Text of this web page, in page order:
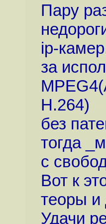
Пару
ip-
за
H.264)
без
тогда
с
Вот к
теоры и
Удачи